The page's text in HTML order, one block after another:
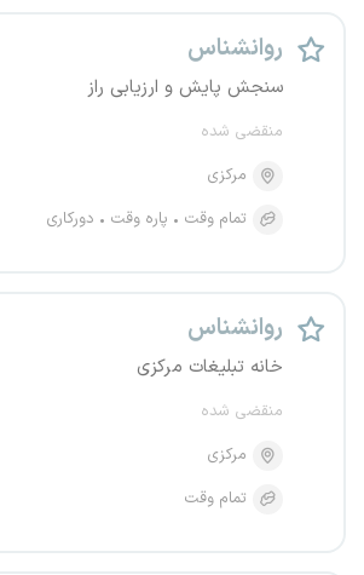
روانشناس
سنجش پایش و ارزیابی راز
منقضی شده
مرکزی
تمام وقت
پاره وقت دورکاری
روانشناس
خانه تبلیغات مرکزی
منقضی شده
مرکزی
تمام وقت